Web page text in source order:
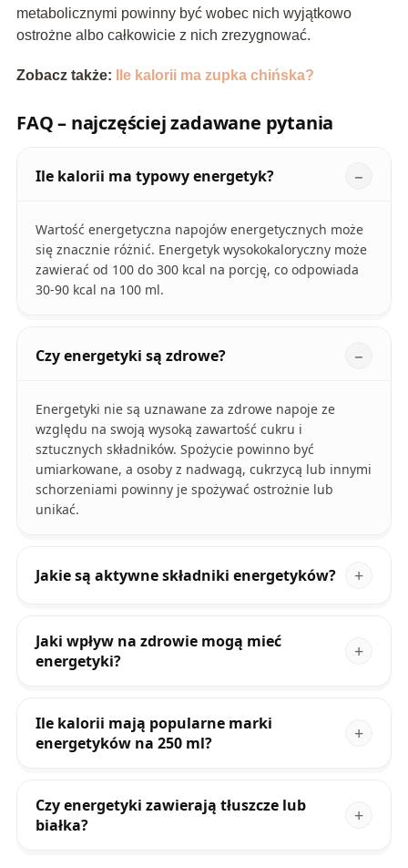
metabolicznymi powinny być wobec nich wyjątkowo
ostrożne albo całkowicie z nich zrezygnować.
Zobacz także: Ile kalorii ma zupka chińska?
FAQ – najczęściej zadawane pytania
Ile kalorii ma typowy energetyk?
Wartość energetyczna napojów energetycznych może
się znacznie różnić. Energetyk wysokokaloryczny może
zawierać od 100 do 300 kcal na porcję, co odpowiada
30-90 kcal na 100 ml.
Czy energetyki są zdrowe?
Energetyki nie są uznawane za zdrowe napoje ze
względu na swoją wysoką zawartość cukru i
sztucznych składników. Spożycie powinno być
umiarkowane, a osoby z nadwagą, cukrzycą lub innymi
schorzeniami powinny je spożywać ostrożnie lub
unikać.
Jakie są aktywne składniki energetyków?
Jaki wpływ na zdrowie mogą mieć
energetyki?
Ile kalorii mają popularne marki
energetyków na 250 ml?
Czy energetyki zawierają tłuszcze lub
białka?